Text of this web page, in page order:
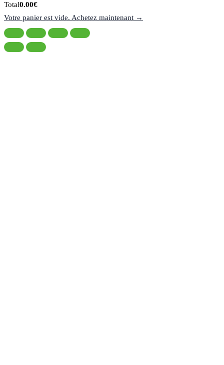
de
la
taxe:
Total
du
panier:
Total0.00€
Votre panier est vide. Achetez maintenant →